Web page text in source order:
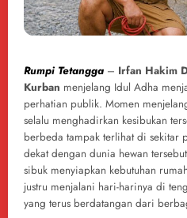
Rumpi Tetangga – Irfan Hakim
Kurban menjelang Idul Adha
perhatian publik. Momen
selalu menghadirkan kesibukan
berbeda tampak terlihat di sekitar
dekat dengan dunia hewan
sibuk menyiapkan kebutuhan
justru menjalani hari-harinya di
yang terus berdatangan dari